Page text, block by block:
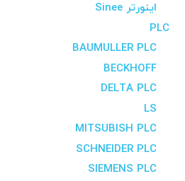
اینورتر Sinee
PLC
BAUMULLER PLC
BECKHOFF
DELTA PLC
LS
MITSUBISH PLC
SCHNEIDER PLC
SIEMENS PLC